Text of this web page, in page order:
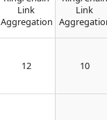
Link
Aggregation
Link
12 10